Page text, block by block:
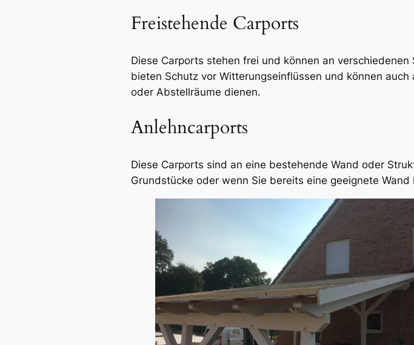
Freistehende Carports
Diese Carports stehen frei und können an
bieten Schutz vor Witterungseinflüssen und können
oder Abstellräume dienen.
Anlehncarports
Diese Carports sind an eine bestehende Wand oder
Grundstücke oder wenn Sie bereits eine geeignete